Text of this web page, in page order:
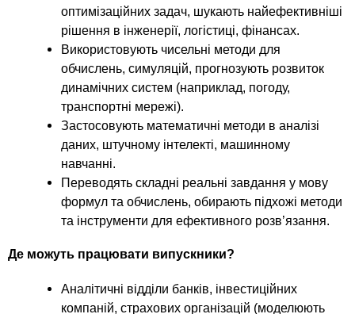
оптимізаційних задач, шукають найефективніші
рішення в інженерії, логістиці, фінансах.
Використовують чисельні методи для
обчислень, симуляцій, прогнозують розвиток
динамічних систем (наприклад, погоду,
транспортні мережі).
Застосовують математичні методи в аналізі
даних, штучному інтелекті, машинному
навчанні.
Переводять складні реальні завдання у мову
формул та обчислень, обирають підхожі методи
та інструменти для ефективного розв’язання.
Де можуть працювати випускники?
Аналітичні відділи банків, інвестиційних
компаній, страхових організацій (моделюють